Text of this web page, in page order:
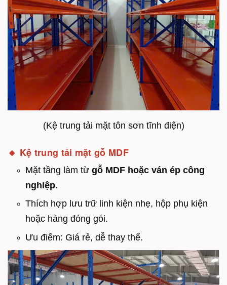
(Kệ trung tải mặt tôn sơn tĩnh điện)
🔸 Kệ trung tải mặt gỗ MDF
Mặt tầng làm từ gỗ MDF hoặc ván ép công
nghiệp.
Thích hợp lưu trữ linh kiện nhẹ, hộp phụ kiện
hoặc hàng đóng gói.
Ưu điểm: Giá rẻ, dễ thay thế.